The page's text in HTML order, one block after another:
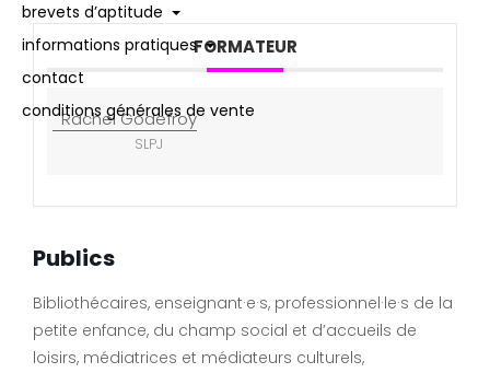
brevets d’aptitude
informations pratiques
contact
conditions générales de vente
FORMATEUR
Rachel Godefroy
SLPJ
Publics
Bibliothécaires, enseignant·e·s, professionnel·le·s de la
petite enfance, du champ social et d’accueils de
loisirs, médiatrices et médiateurs culturels,